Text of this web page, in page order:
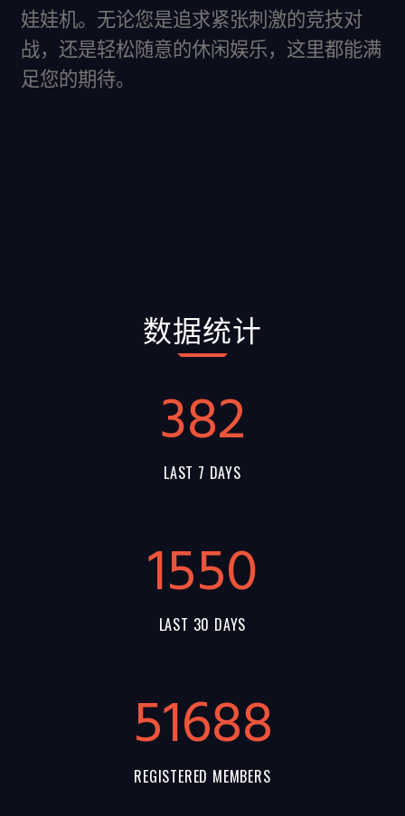
娃娃机。无论您是追求紧张刺激的竞技对
战，还是轻松随意的休闲娱乐，这里都能满
足您的期待。
数据统计
382
LAST 7 DAYS
1550
LAST 30 DAYS
55144
REGISTERED MEMBERS